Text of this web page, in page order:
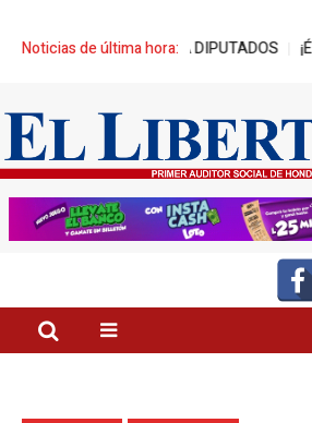
Noticias de última hora:
DE REPRESA A DIPUTADOS ¡ÉXITO!